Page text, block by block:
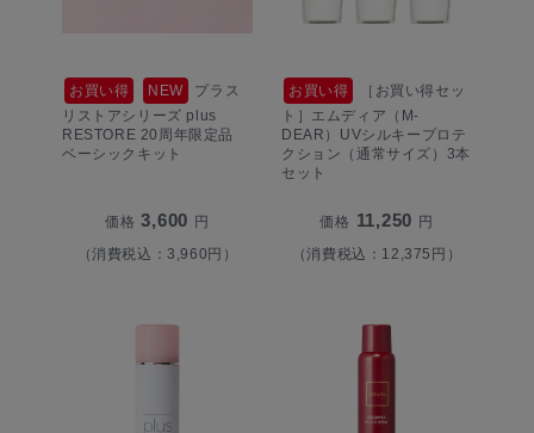
お買い得 NEW
プラス
リストアシリーズ plus
RESTORE 20周年限定品
ベーシックキット
価格 3,600 円
（消費税込：3,960円）
お買い得
［お買い得セッ
ト］エムディア（M-
DEAR）UVシルキープロテ
クション（通常サイズ）3本
セット
価格 11,250 円
（消費税込：12,375円）